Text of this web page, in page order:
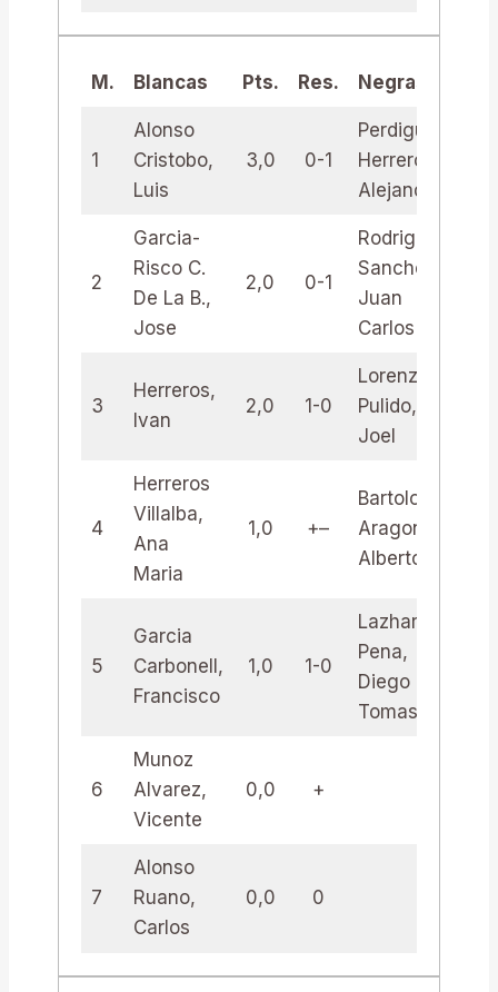
M. Blancas Pts. Res. Negras
1
Alonso
Cristobo,
Luis
3,0 0-1
Perdiguero
Herreros,
Alejandro
2
Garcia-
Risco C.
De La B.,
Jose
2,0 0-1
Rodriguez
Sanchez,
Juan
Carlos
3
Herreros,
Ivan
2,0 1-0
Lorenzo
Pulido,
Joel
4
Herreros
Villalba,
Ana
Maria
1,0 +–
Bartolome
Aragon,
Alberto
5
Garcia
Carbonell,
Francisco
1,0 1-0
Lazhari
Pena,
Diego
Tomas
6
Munoz
Alvarez,
Vicente
0,0 +
7
Alonso
Ruano,
Carlos
0,0 0